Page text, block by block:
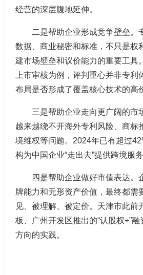
经营的深层腹地延伸。
二是帮助企业形成竞争壁垒。
数据、商业秘密和标准，不只是权
建市场壁垒和议价能力的重要工具
上市审核为例，评判重心并非专利
布局是否形成了覆盖核心技术的高
三是帮助企业走向更广阔的市
越来越绕不开海外专利风险、商标
境维权等问题。2024年已有超过
构为中国企业“走出去”提供跨境服务
四是帮助企业做好市值表达。
牌能力和无形资产价值，最终都需
见、被理解、被定价。天津市此前
板、广州开发区推出的“认股权+”
方向的实践。